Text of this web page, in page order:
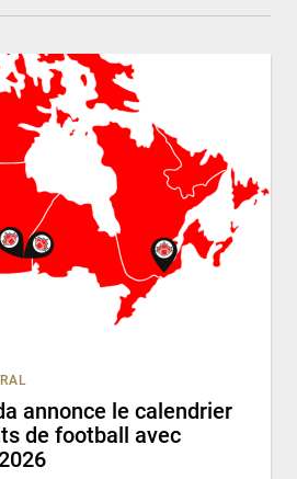
annonce le calendrier
de football avec